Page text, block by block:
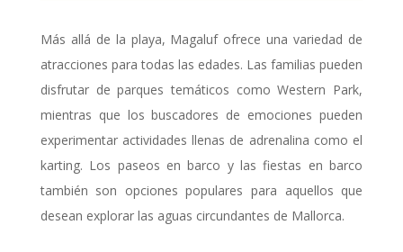
Más allá de la playa, Magaluf ofrece una variedad de
atracciones para todas las edades. Las familias pueden
disfrutar de parques temáticos como Western Park,
mientras que los buscadores de emociones pueden
experimentar actividades llenas de adrenalina como el
karting. Los paseos en barco y las fiestas en barco
también son opciones populares para aquellos que
desean explorar las aguas circundantes de Mallorca.